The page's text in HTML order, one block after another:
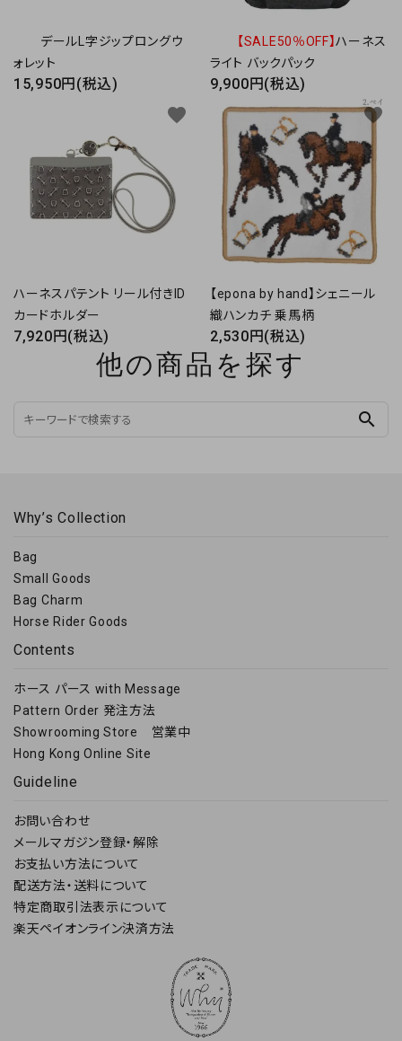
デールL字ジップロングウ
ォレット
15,950円(税込)
【SALE50％OFF】ハーネス
ライト バックパック
9,900円(税込)
ハーネスパテント リール付きID
カードホルダー
7,920円(税込)
favorite
【epona by hand】シェニール
織ハンカチ 乗馬柄
2,530円(税込)
favorite
他の商品を探す
search
Why’s Collection
Bag
Small Goods
Bag Charm
Horse Rider Goods
Contents
ホース パース with Message
Pattern Order 発注方法
Showrooming Store 営業中
Hong Kong Online Site
Guideline
お問い合わせ
メールマガジン登録・解除
お支払い方法について
配送方法・送料について
特定商取引法表示について
楽天ペイオンライン決済方法